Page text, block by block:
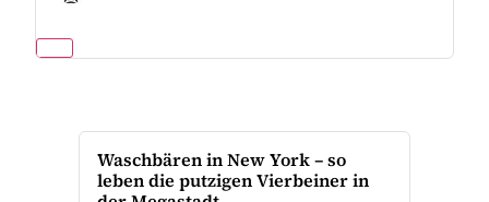
Waschbären in New York – so
leben die putzigen Vierbeiner in